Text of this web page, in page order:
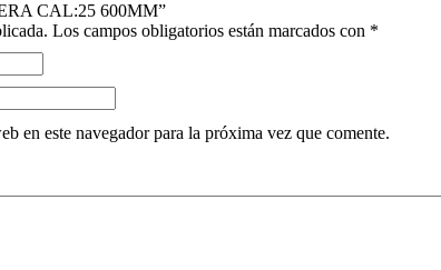
CAL:25 600MM”
Los campos obligatorios están marcados con *
en este navegador para la próxima vez que comente.